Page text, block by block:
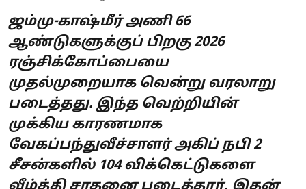
ஜம்மு-காஷ்மீர் அணி 66
ஆண்டுகளுக்குப் பிறகு 2026
ரஞ்சிக்கோப்பையை
முதல்முறையாக வென்று வரலாறு
படைத்தது. இந்த வெற்றியின்
முக்கிய காரணமாக
வேகப்பந்துவீச்சாளர் அகிப் நபி 2
சீசன்களில் 104 விக்கெட்டுகளை